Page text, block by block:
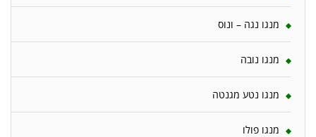
מנגו נגה – ונוס
מנגו נובה
מנגו נטע מגנטה
מנגו פולו